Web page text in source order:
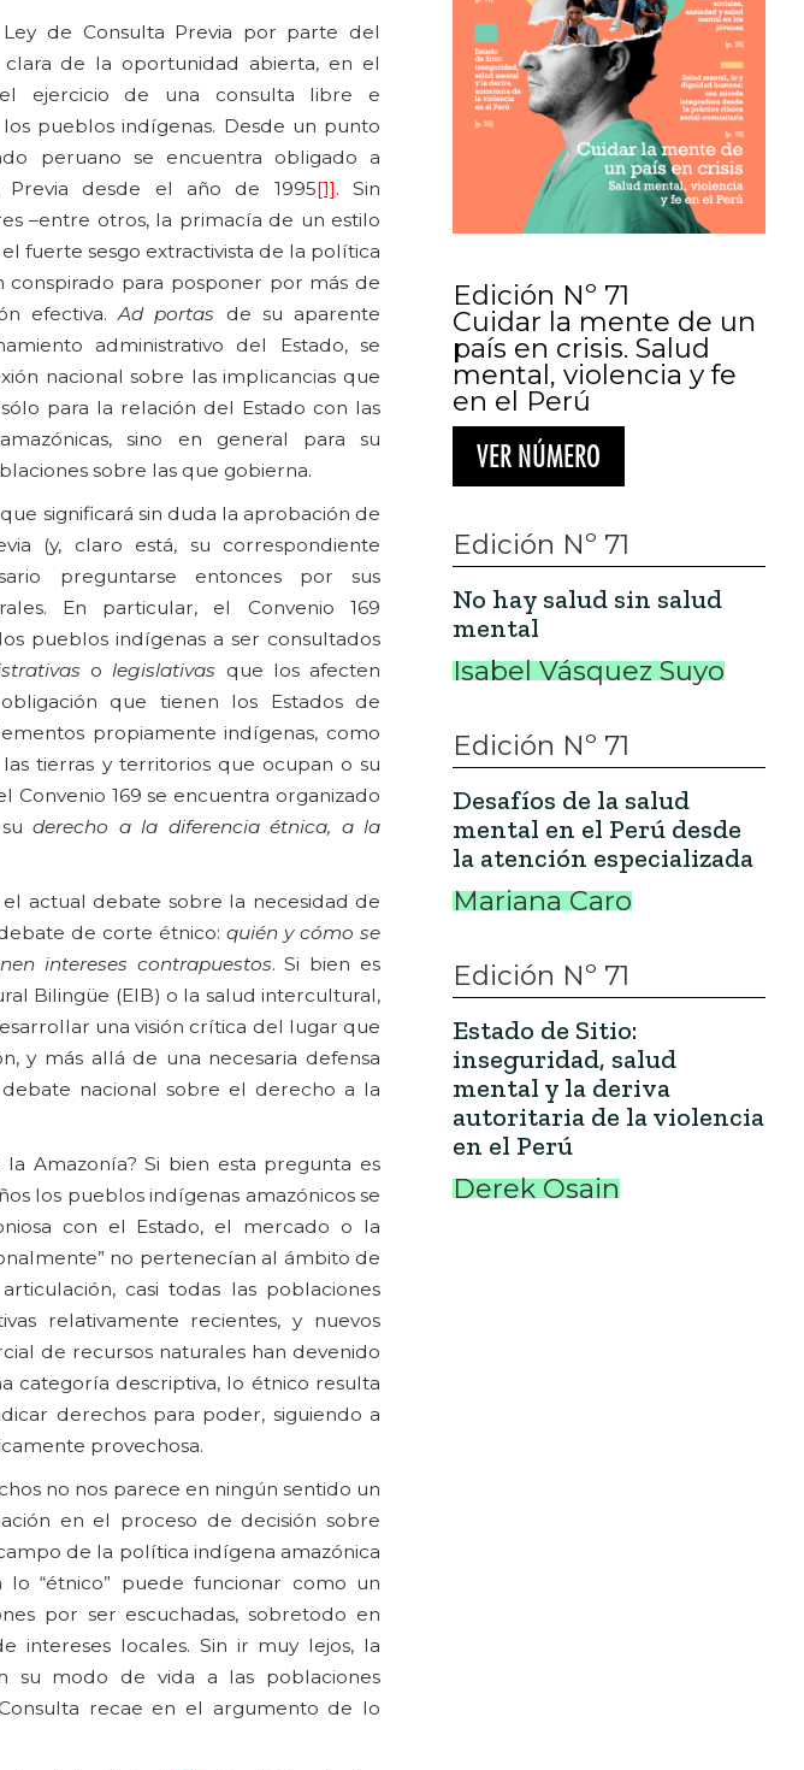
de Consulta Previa por parte del
clara de la oportunidad abierta, en el
ejercicio de una consulta libre e
pueblos indígenas. Desde un punto
peruano se encuentra obligado a
Previa desde el año de 1995[1]. Sin
–entre otros, la primacía de un estilo
fuerte sesgo extractivista de la política
conspirado para posponer por más de
efectiva.Ad portas de su aparente
administrativo del Estado, se
nacional sobre las implicancias que
para la relación del Estado con las
sino en general para su
sobre las que gobierna.
significará sin duda la aprobación de
(y, claro está, su correspondiente
preguntarse entonces por sus
En particular, el Convenio 169
pueblos indígenas a ser consultados
olegislativas que los afecten
que tienen los Estados de
propiamente indígenas, como
tierras y territorios que ocupan o su
Convenio 169 se encuentra organizado
suderecho a la diferencia étnica, a la
actual debate sobre la necesidad de
de corte étnico: quién y cómo se
intereses contrapuestos. Si bien es
Bilingüe (EIB) o la salud intercultural,
una visión crítica del lugar que
y más allá de una necesaria defensa
nacional sobre el derecho a la
la Amazonía? Si bien esta pregunta es
los pueblos indígenas amazónicos se
con el Estado, el mercado o la
no pertenecían al ámbito de
casi todas las poblaciones
relativamente recientes, y nuevos
de recursos naturales han devenido
categoría descriptiva, lo étnico resulta
derechos para poder, siguiendo a
provechosa.
no nos parece en ningún sentido un
en el proceso de decisión sobre
de la política indígena amazónica
“étnico” puede funcionar como un
por ser escuchadas, sobretodo en
intereses locales. Sin ir muy lejos, la
su modo de vida a las poblaciones
recae en el argumento de lo
Edición Nº 71
Cuidar la mente de un
país en crisis. Salud
mental, violencia y fe
en el Perú
VER NÚMERO
Edición Nº 71
No hay salud sin salud
mental
Isabel Vásquez Suyo
Edición Nº 71
Desafíos de la salud
mental en el Perú desde
la atención especializada
Mariana Caro
Edición Nº 71
Estado de Sitio:
inseguridad, salud
mental y la deriva
autoritaria de la violencia
en el Perú
Derek Osain